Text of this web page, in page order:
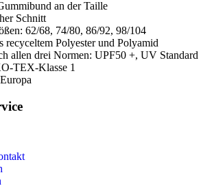
an der Taille
Schnitt
62/68, 74/80, 86/92, 98/104
recyceltem Polyester und Polyamid
allen drei Normen: UPF50 +, UV Standard
TEX-Klasse 1